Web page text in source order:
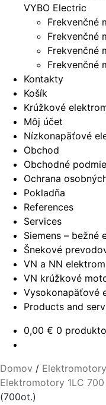
VYBO Electric
Frekvenčné
Frekvenčné
Frekvenčné
Frekvenčné
Kontakty
Košík
Krúžkové
Môj účet
Nízkonapäťové
Obchod
Obchodné
Ochrana
Pokladňa
References
Services
Siemens – bežné
Šnekové
VN a NN
VN krúžkové
Vysokonapäťové
Products and
0,00 € 0
Domov / Elektromotory
Elektromotory 1LC
(700ot.)